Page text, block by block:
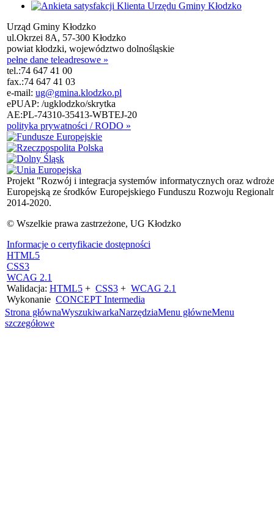
Urząd Gminy Kłodzko
ul.Okrzei 8A, 57-300 Kłodzko
powiat kłodzki, województwo dolnośląskie
pełne dane teleadresowe »
tel.:74 647 41 00
fax.:74 647 41 03
e-mail: ug@gmina.klodzko.pl
ePUAP: /ugklodzko/skrytka
AE:PL-74310-35413-WBTEJ-20
polityka prywatności / RODO »
Projekt "Rozwój i integracja systemów informatycznych oraz
Europejską ze środków Europejskiego Funduszu Rozwoju
2014-2020.
© Wszelkie prawa zastrzeżone, UG Kłodzko
Informacje o certyfikacie dostępności
HTML5
CSS3
WCAG 2.1
Walidacja: HTML5 + CSS3 + WCAG 2.1
Wykonanie CONCEPT Intermedia
Strona głównaWyszukiwarkaNarzędziaMenu główneMenu
szczegółowe